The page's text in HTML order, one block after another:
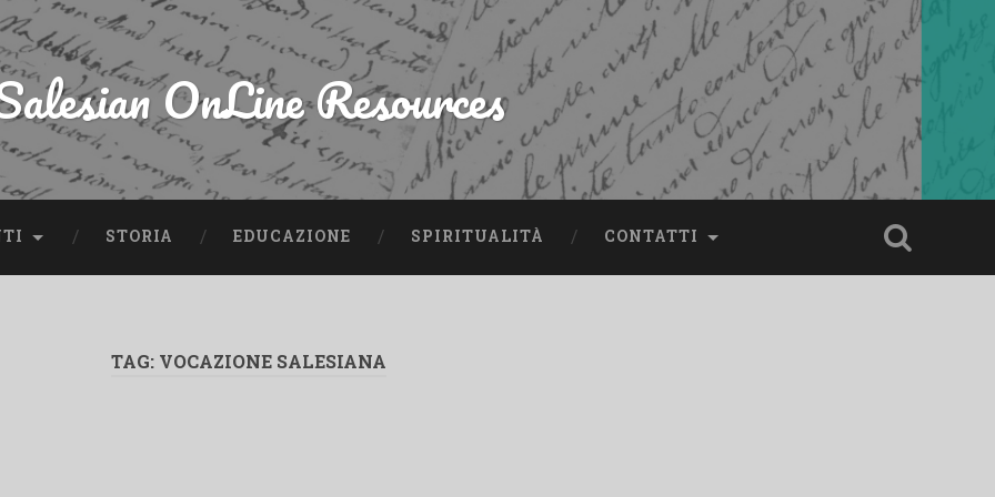
OnLine Resources
STORIA EDUCAZIONE SPIRITUALITÀ CONTATTI
TAG: VOCAZIONE SALESIANA